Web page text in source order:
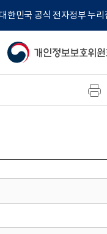
한민국 공식 전자정부 누리
개
정
보